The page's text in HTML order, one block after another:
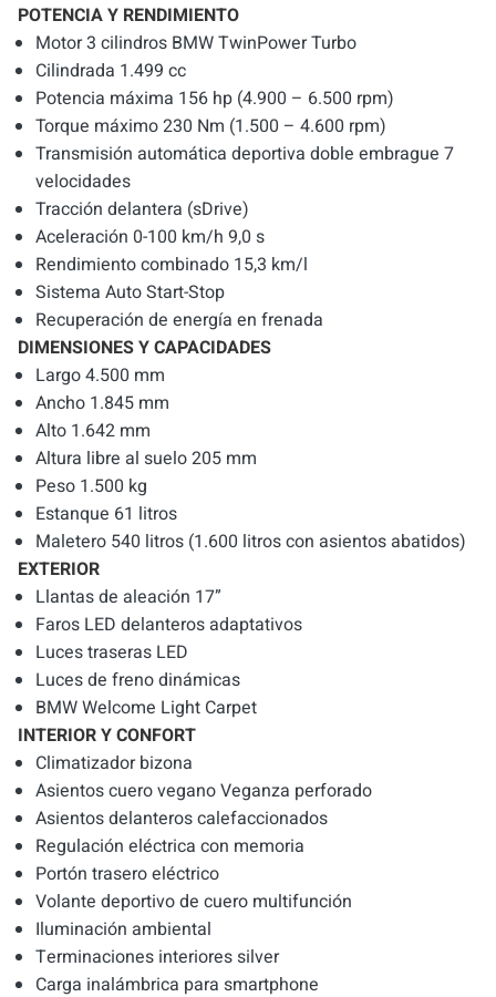
POTENCIA Y RENDIMIENTO
Motor 3 cilindros BMW TwinPower Turbo
Cilindrada 1.499 cc
Potencia máxima 156 hp (4.900 – 6.500 rpm)
Torque máximo 230 Nm (1.500 – 4.600 rpm)
Transmisión automática deportiva doble embrague 7
velocidades
Tracción delantera (sDrive)
Aceleración 0-100 km/h 9,0 s
Rendimiento combinado 15,3 km/l
Sistema Auto Start-Stop
Recuperación de energía en frenada
DIMENSIONES Y CAPACIDADES
Largo 4.500 mm
Ancho 1.845 mm
Alto 1.642 mm
Altura libre al suelo 205 mm
Peso 1.500 kg
Estanque 61 litros
Maletero 540 litros (1.600 litros con asientos abatidos)
EXTERIOR
Llantas de aleación 17”
Faros LED delanteros adaptativos
Luces traseras LED
Luces de freno dinámicas
BMW Welcome Light Carpet
INTERIOR Y CONFORT
Climatizador bizona
Asientos cuero vegano Veganza perforado
Asientos delanteros calefaccionados
Regulación eléctrica con memoria
Portón trasero eléctrico
Volante deportivo de cuero multifunción
Iluminación ambiental
Terminaciones interiores silver
Carga inalámbrica para smartphone